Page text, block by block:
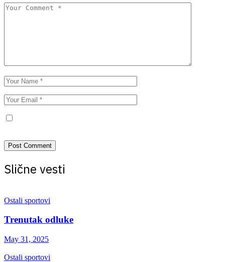
Slične vesti
Ostali sportovi
Trenutak odluke
May 31, 2025
Ostali sportovi